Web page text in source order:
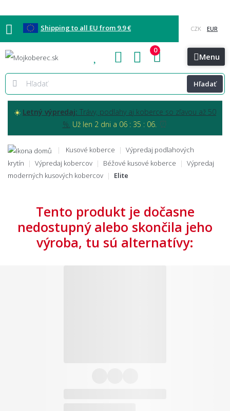
Shipping to all EU from 9.9 €
Blog Kontakt Menu
Hľadať
0
☀️ Letný výpredaj: Trávy, podlahy aj koberce so zľavou až 50
%. Už len 2 dni a 06 : 35 : 05. ⏰
Kusové koberce
Výpredaj podlahových
krytín
Výpredaj kobercov Béžové kusové koberce
Výpredaj
moderných kusových kobercov
Elite
Tento produkt je dočasne
nedostupný alebo skončila jeho
výroba, tu sú alternatívy: